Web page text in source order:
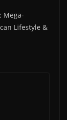
Mega-
Lifestyle &